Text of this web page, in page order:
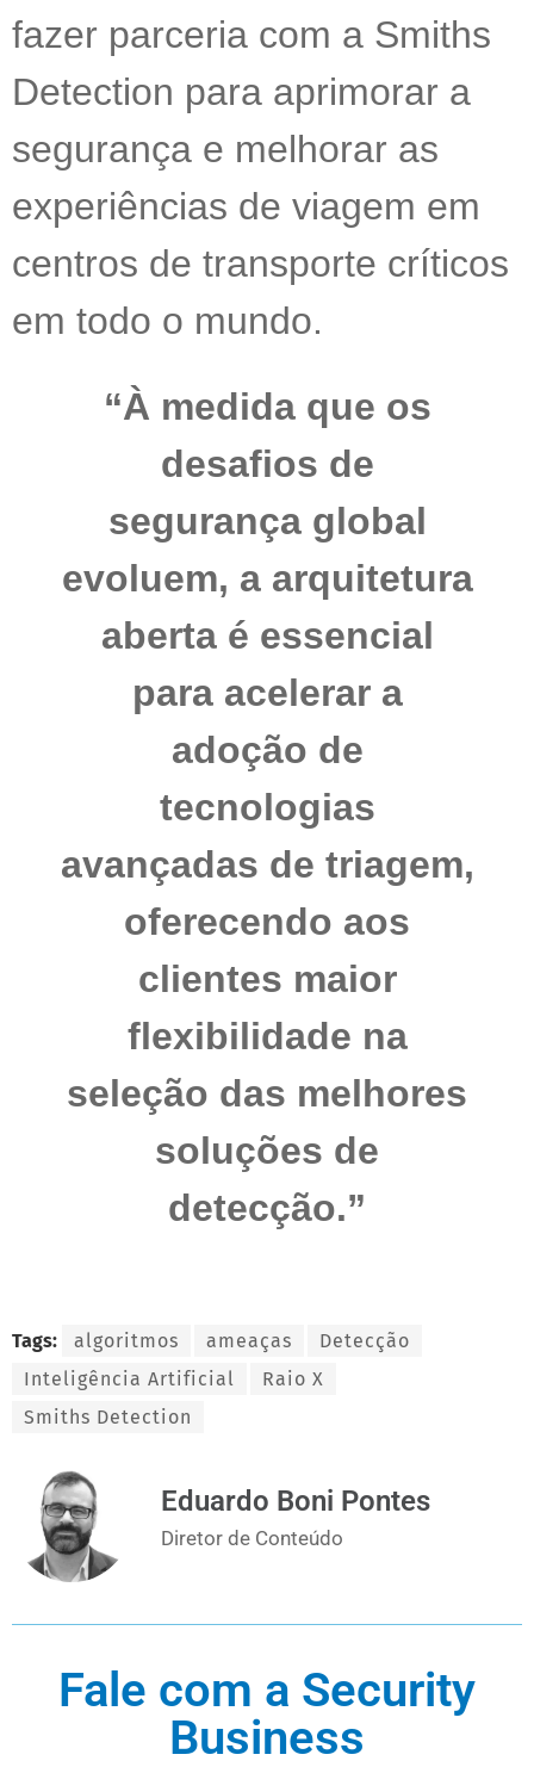
fazer parceria com a Smiths
Detection para aprimorar a
segurança e melhorar as
experiências de viagem em
centros de transporte críticos
em todo o mundo.
“À medida que os
desafios de
segurança global
evoluem, a arquitetura
aberta é essencial
para acelerar a
adoção de
tecnologias
avançadas de triagem,
oferecendo aos
clientes maior
flexibilidade na
seleção das melhores
soluções de
detecção.”
Tags: algoritmos ameaças
Detecção
Inteligência Artificial
Raio X
Smiths Detection
Eduardo Boni Pontes
Diretor de Conteúdo
Fale com a Security
Business